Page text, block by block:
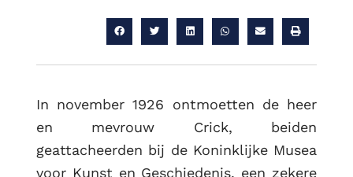
In november 1926 ontmoetten de heer
en mevrouw Crick, beiden
geattacheerden bij de Koninklijke Musea
voor Kunst en Geschiedenis, een zekere